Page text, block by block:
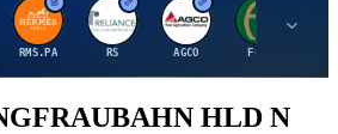
H
RMS.PA
R
RS
A
AGCO FCFS
HLD N